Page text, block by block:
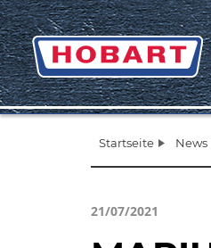
Startseite News
21/07/2021